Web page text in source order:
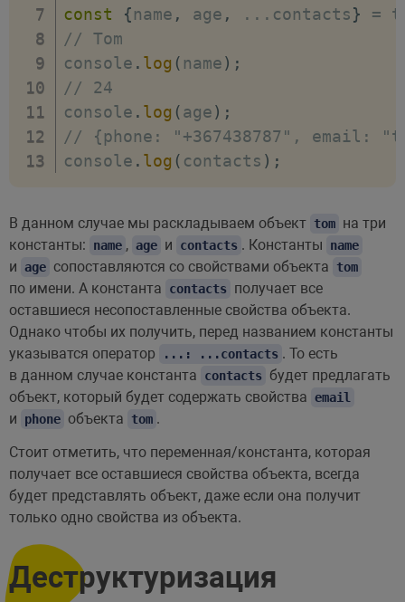
const
{name , age , ... contacts} =
// Tom
console . log ( name) ;
// 24
console . log (age) ;
// {phone: "+367438787", email:
console . log ( contacts ) ;
В данном случае мы раскладываем объект tom на три
константы:
name , age и contacts . Константы name
и age сопоставляются со свойствами объекта tom
по имени. А константа contacts получает все
оставшиеся несопоставленные свойства объекта.
Однако чтобы их получить, перед названием константы
указыватся оператор
...: ...contacts . То есть
в данном случае константа
contacts будет предлагать
объект, который будет содержать свойства email
и phone объекта tom .
Стоит отметить, что переменная/константа, которая
получает все оставшиеся свойства объекта, всегда
будет представлять объект, даже если она получит
только одно свойства из объекта.
Деструктуризация